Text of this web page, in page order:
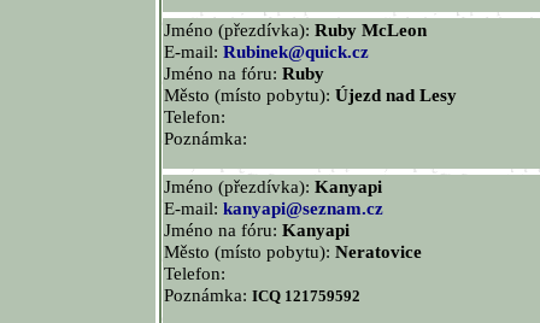
Jméno (přezdívka): Ruby McLeon
E-mail: Rubinek@quick.cz
Jméno na fóru: Ruby
Město (místo pobytu): Újezd nad Lesy
Telefon:
Poznámka:
Jméno (přezdívka): Kanyapi
E-mail: kanyapi@seznam.cz
Jméno na fóru: Kanyapi
Město (místo pobytu): Neratovice
Telefon:
Poznámka: ICQ 121759592